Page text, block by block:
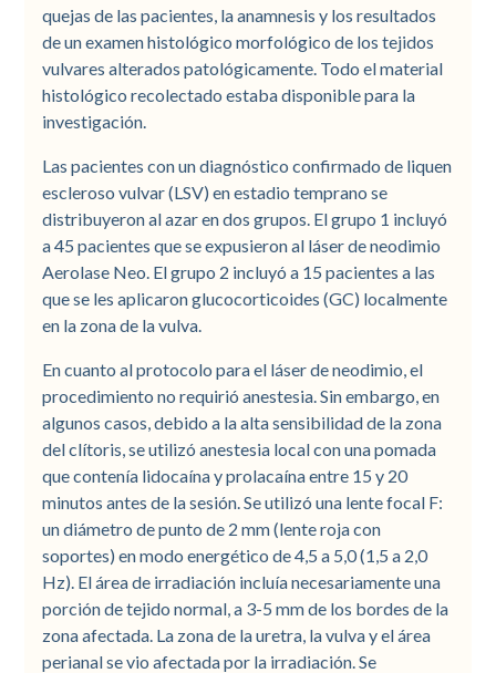
quejas de las pacientes, la anamnesis y los resultados
de un examen histológico morfológico de los tejidos
vulvares alterados patológicamente. Todo el material
histológico recolectado estaba disponible para la
investigación.
Las pacientes con un diagnóstico confirmado de liquen
escleroso vulvar (LSV) en estadio temprano se
distribuyeron al azar en dos grupos. El grupo 1 incluyó
a 45 pacientes que se expusieron al láser de neodimio
Aerolase Neo. El grupo 2 incluyó a 15 pacientes a las
que se les aplicaron glucocorticoides (GC) localmente
en la zona de la vulva.
En cuanto al protocolo para el láser de neodimio, el
procedimiento no requirió anestesia. Sin embargo, en
algunos casos, debido a la alta sensibilidad de la zona
del clítoris, se utilizó anestesia local con una pomada
que contenía lidocaína y prolacaína entre 15 y 20
minutos antes de la sesión. Se utilizó una lente focal F:
un diámetro de punto de 2 mm (lente roja con
soportes) en modo energético de 4,5 a 5,0 (1,5 a 2,0
Hz). El área de irradiación incluía necesariamente una
porción de tejido normal, a 3-5 mm de los bordes de la
zona afectada. La zona de la uretra, la vulva y el área
perianal se vio afectada por la irradiación. Se